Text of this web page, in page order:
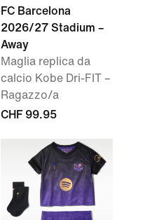
FC Barcelona
2026/27 Stadium –
Away
Maglia replica da
calcio Kobe Dri-FIT –
Ragazzo/a
CHF 99.95